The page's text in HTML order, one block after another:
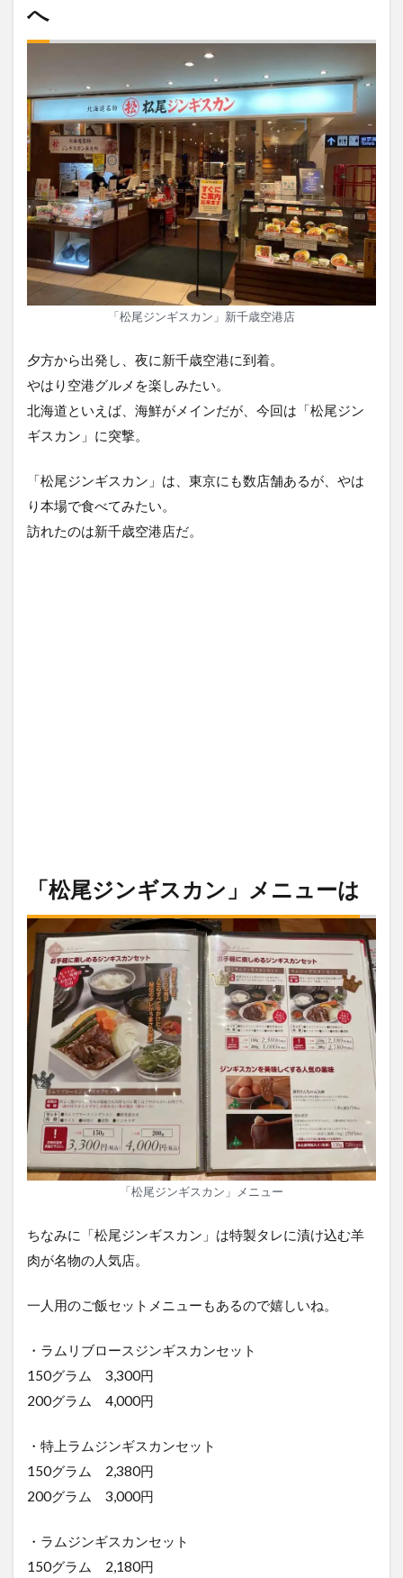
へ
「松尾ジンギスカン」新千歳空港店
夕方から出発し、夜に新千歳空港に到着。
やはり空港グルメを楽しみたい。
北海道といえば、海鮮がメインだが、今回は「松尾ジン
ギスカン」に突撃。
「松尾ジンギスカン」は、東京にも数店舗あるが、やは
り本場で食べてみたい。
訪れたのは新千歳空港店だ。
「松尾ジンギスカン」メニューは
「松尾ジンギスカン」メニュー
ちなみに「松尾ジンギスカン」は特製タレに漬け込む羊
肉が名物の人気店。
一人用のご飯セットメニューもあるので嬉しいね。
・ラムリブロースジンギスカンセット
150グラム 3,300円
200グラム 4,000円
・特上ラムジンギスカンセット
150グラム 2,380円
200グラム 3,000円
・ラムジンギスカンセット
150グラム 2,180円